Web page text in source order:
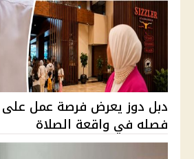
دبل دوز يعرض فرصة عمل على
فصله في واقعة الصلاة